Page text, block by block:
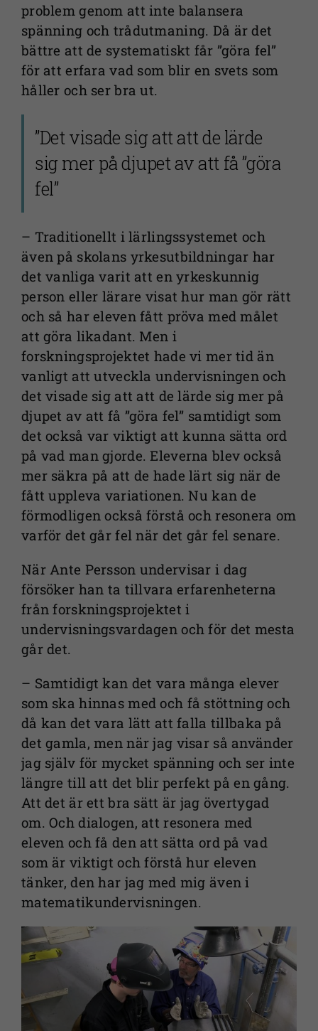
problem genom att inte balansera
spänning och trådutmaning. Då är det
bättre att de systematiskt får ”göra fel”
för att erfara vad som blir en svets som
håller och ser bra ut.
”Det visade sig att att de lärde
sig mer på djupet av att få ”göra
fel”
– Traditionellt i lärlingssystemet och
även på skolans yrkesutbildningar har
det vanliga varit att en yrkeskunnig
person eller lärare visat hur man gör rätt
och så har eleven fått pröva med målet
att göra likadant. Men i
forskningsprojektet hade vi mer tid än
vanligt att utveckla undervisningen och
det visade sig att att de lärde sig mer på
djupet av att få ”göra fel” samtidigt som
det också var viktigt att kunna sätta ord
på vad man gjorde. Eleverna blev också
mer säkra på att de hade lärt sig när de
fått uppleva variationen. Nu kan de
förmodligen också förstå och resonera om
varför det går fel när det går fel senare.
När Ante Persson undervisar i dag
försöker han ta tillvara erfarenheterna
från forskningsprojektet i
undervisningsvardagen och för det mesta
går det.
– Samtidigt kan det vara många elever
som ska hinnas med och få stöttning och
då kan det vara lätt att falla tillbaka på
det gamla, men när jag visar så använder
jag själv för mycket spänning och ser inte
längre till att det blir perfekt på en gång.
Att det är ett bra sätt är jag övertygad
om. Och dialogen, att resonera med
eleven och få den att sätta ord på vad
som är viktigt och förstå hur eleven
tänker, den har jag med mig även i
matematikundervisningen.
Nödvändiga
Dessa kakor
går inte att
välja bort. De
behövs för
att
webbplatsen
över huvud
fungera.
Statistik
För att vi ska
kunna